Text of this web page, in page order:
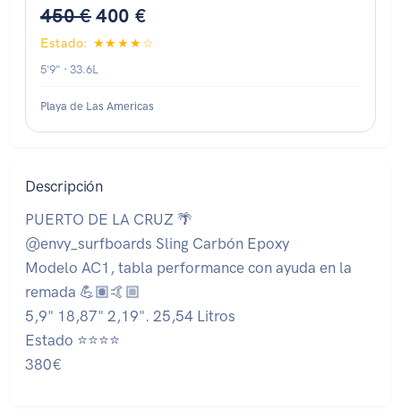
450 €400 €
Estado: ★★★★☆
5'9" · 33.6L
Playa de Las Americas
Descripción
PUERTO DE LA CRUZ 🌴
@envy_surfboards Sling Carbón Epoxy
Modelo AC1, tabla performance con ayuda en la
remada 💪🏽🤙🏼
5,9" 18,87" 2,19". 25,54 Litros
Estado ⭐⭐⭐⭐
380€